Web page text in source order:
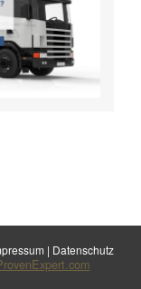
| Datenschutz